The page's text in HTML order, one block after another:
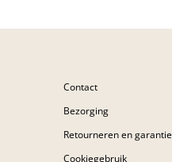
Contact
Bezorging
Retourneren en garantie
Cookiegebruik